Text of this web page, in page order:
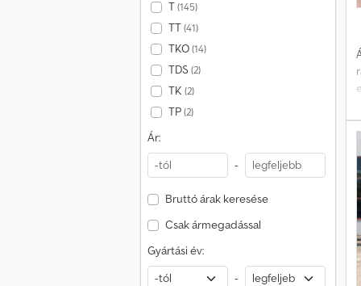
T(145)
TT(41)
TKO(14)
TDS (2)
TK (2)
TP(2)
Ár:
-
Bruttó árak keresése
Csak ármegadással
Gyártási év:
-